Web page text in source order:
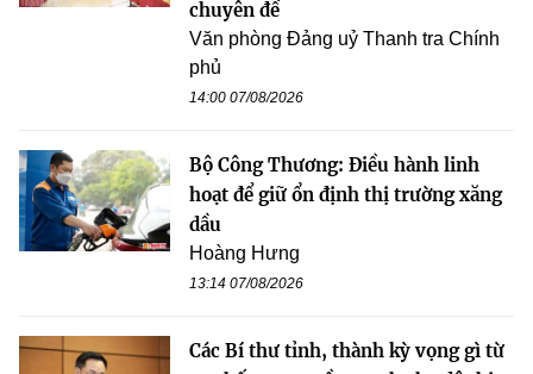
chuyên đề
Văn phòng Đảng uỷ Thanh tra Chính
phủ
14:00 07/08/2026
Bộ Công Thương: Điều hành linh
hoạt để giữ ổn định thị trường xăng
dầu
Hoàng Hưng
13:14 07/08/2026
Các Bí thư tỉnh, thành kỳ vọng gì từ